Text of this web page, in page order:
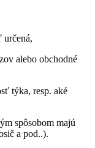
určená,
alebo obchodné
týka, resp. aké
spôsobom majú
a pod..).